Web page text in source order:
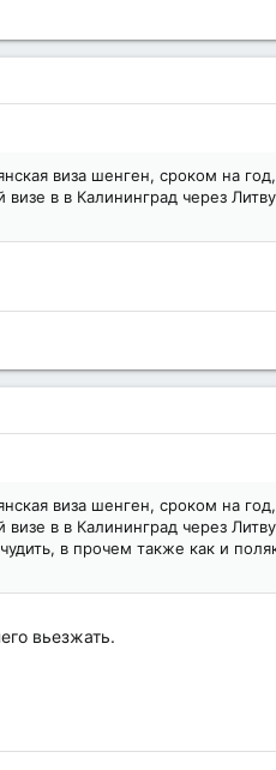
виза шенген, сроком на
в в Калининград через
виза шенген, сроком на
в в Калининград через
в прочем также как и
вьезжать.